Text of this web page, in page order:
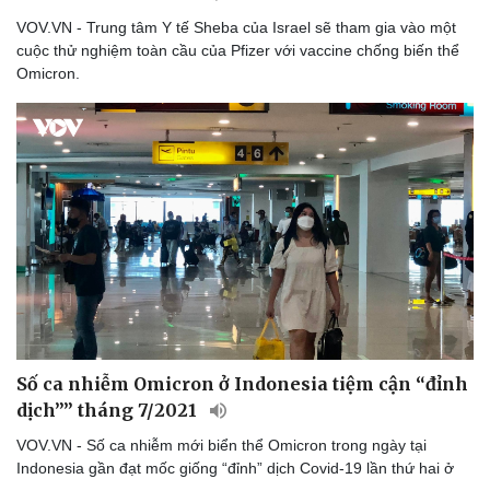
Cải chính
VOV.VN - Trung tâm Y tế Sheba của Israel sẽ tham gia vào một
cuộc thử nghiệm toàn cầu của Pfizer với vaccine chống biến thể
Omicron.
Số ca nhiễm Omicron ở Indonesia tiệm cận “đỉnh
dịch”” tháng 7/2021
VOV.VN - Số ca nhiễm mới biển thể Omicron trong ngày tại
Indonesia gần đạt mốc giống “đỉnh” dịch Covid-19 lần thứ hai ở